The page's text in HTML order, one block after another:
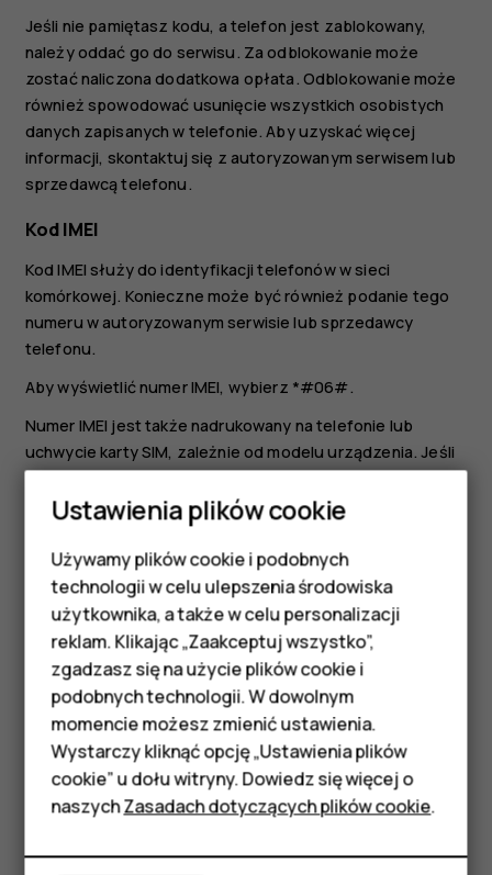
Smartfony
Telefony z funkcjami
podstawowymi
Akcesoria
HMD Terra M
Tablety
Moje konto
Jeśli nie pamiętasz kodu, a telefon jest zablokowany,
należy oddać go do serwisu. Za odblokowanie może
zostać naliczona dodatkowa opłata. Odblokowanie może
również spowodować usunięcie wszystkich osobistych
danych zapisanych w telefonie. Aby uzyskać więcej
informacji, skontaktuj się z autoryzowanym serwisem lub
sprzedawcą telefonu.
Kod IMEI
Kod IMEI służy do identyfikacji telefonów w sieci
komórkowej. Konieczne może być również podanie tego
numeru w autoryzowanym serwisie lub sprzedawcy
telefonu.
Aby wyświetlić numer IMEI, wybierz *#06#.
Numer IMEI jest także nadrukowany na telefonie lub
uchwycie karty SIM, zależnie od modelu urządzenia. Jeśli
telefon jest wyposażony w zdejmowaną pokrywę tylną,
numer IMEI znajdziesz pod tą pokrywą.
opakowaniu sprzedażowym.
Znajdowanie i blokowanie telefonu
W razie zgubienia telefonu możesz go znaleźć lub
zablokować albo zdalnie usunąć jego dane, o ile
urządzenie było zalogowane na koncie Google. W
przypadku telefonów powiązanych z kontem Google
funkcja Znajdź moje urządzenie jest domyślnie włączona.
Aby skorzystać z funkcji Znajdź moje urządzenie, telefon
musi być:
włączony
Ustawienia plików cookie
Używamy plików cookie i podobnych
technologii w celu ulepszenia środowiska
użytkownika, a także w celu personalizacji
reklam. Klikając „Zaakceptuj wszystko”,
zgadzasz się na użycie plików cookie i
podobnych technologii. W dowolnym
momencie możesz zmienić ustawienia.
Wystarczy kliknąć opcję „Ustawienia plików
cookie” u dołu witryny. Dowiedz się więcej o
naszychZasadach dotyczących plików cookie.